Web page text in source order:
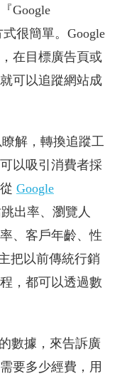
Google
很簡單。Google
在目標廣告頁或
可以追蹤網站成
解，轉換追蹤工
以吸引消費者採
Google
出率、瀏覽人
、客戶年齡、性
把以前傳統行銷
，都可以透過數
數據，來告訴廣
要多少經費，用